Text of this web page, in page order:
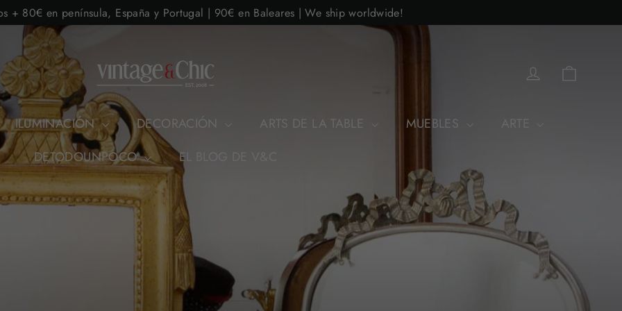
+ 80€ en península, España y Portugal | 90€ en Baleares | We ship worldwide!
Acceder
ILUMINACIÓN DECORACIÓN ARTS DE LA TABLE MUEBLES
ARTE
DETODOUNPOCO
EL BLOG DE V&C